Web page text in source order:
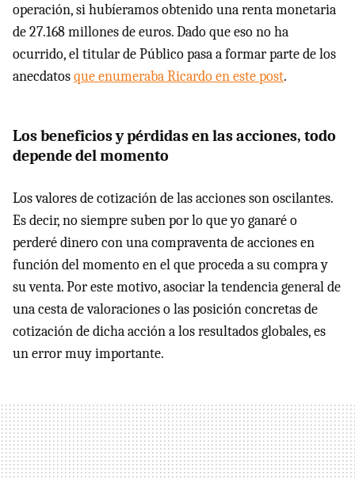
operación, si hubíeramos obtenido una renta monetaria
de 27.168 millones de euros. Dado que eso no ha
ocurrido, el titular de Público pasa a formar parte de los
anecdatosque enumeraba Ricardo en este post.
Los beneficios y pérdidas en las acciones, todo
depende del momento
Los valores de cotización de las acciones son oscilantes.
Es decir, no siempre suben por lo que yo ganaré o
perderé dinero con una compraventa de acciones en
función del momento en el que proceda a su compra y
su venta. Por este motivo, asociar la tendencia general de
una cesta de valoraciones o las posición concretas de
cotización de dicha acción a los resultados globales, es
un error muy importante.